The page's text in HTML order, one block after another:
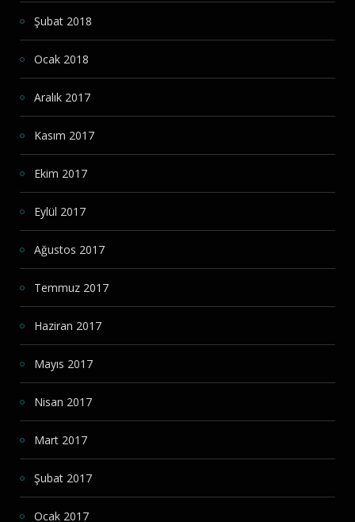
Şubat 2018
Ocak 2018
Aralık 2017
Kasım 2017
Ekim 2017
Eylül 2017
Ağustos 2017
Temmuz 2017
Haziran 2017
Mayıs 2017
Nisan 2017
Mart 2017
Şubat 2017
Ocak 2017